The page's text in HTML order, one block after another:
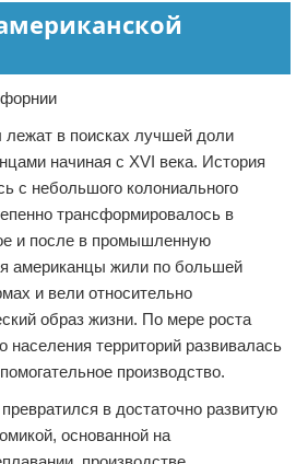
лежат в поисках лучшей доли
начиная с XVI века. История
с небольшого колониального
трансформировалось в
и после в промышленную
американцы жили по большей
и вели относительно
образ жизни. По мере роста
населения территорий развивалась
производство.
в достаточно развитую
основанной на